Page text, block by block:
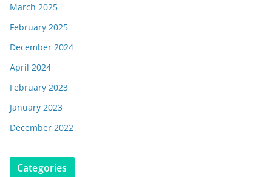
March 2025
February 2025
December 2024
April 2024
February 2023
January 2023
December 2022
Categories